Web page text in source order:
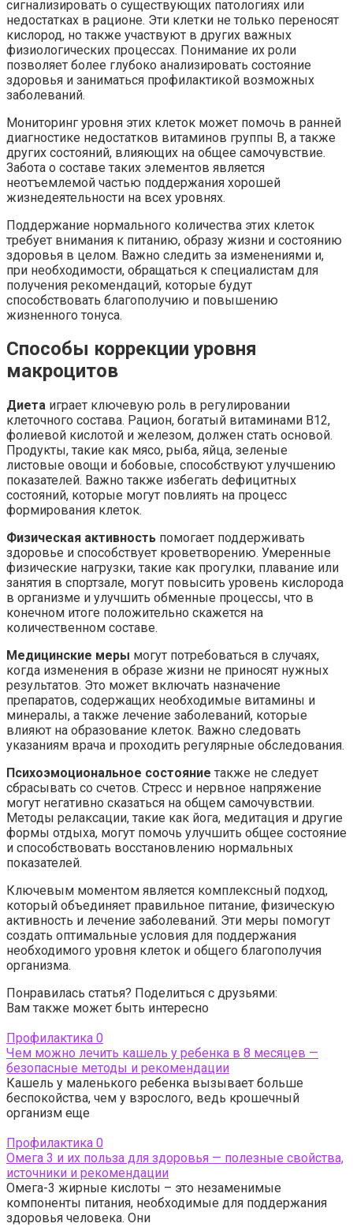
сигнализировать о существующих патологиях или
недостатках в рационе. Эти клетки не только переносят
кислород, но также участвуют в других важных
физиологических процессах. Понимание их роли
позволяет более глубоко анализировать состояние
здоровья и заниматься профилактикой возможных
заболеваний.
Мониторинг уровня этих клеток может помочь в ранней
диагностике недостатков витаминов группы B, а также
других состояний, влияющих на общее самочувствие.
Забота о составе таких элементов является
неотъемлемой частью поддержания хорошей
жизнедеятельности на всех уровнях.
Поддержание нормального количества этих клеток
требует внимания к питанию, образу жизни и состоянию
здоровья в целом. Важно следить за изменениями и,
при необходимости, обращаться к специалистам для
получения рекомендаций, которые будут
способствовать благополучию и повышению
жизненного тонуса.
Способы коррекции уровня
макроцитов
Диета играет ключевую роль в регулировании
клеточного состава. Рацион, богатый витаминами В12,
фолиевой кислотой и железом, должен стать основой.
Продукты, такие как мясо, рыба, яйца, зеленые
листовые овощи и бобовые, способствуют улучшению
показателей. Важно также избегать deфицитных
состояний, которые могут повлиять на процесс
формирования клеток.
Физическая активность помогает поддерживать
здоровье и способствует кроветворению. Умеренные
физические нагрузки, такие как прогулки, плавание или
занятия в спортзале, могут повысить уровень кислорода
в организме и улучшить обменные процессы, что в
конечном итоге положительно скажется на
количественном составе.
Медицинские меры могут потребоваться в случаях,
когда изменения в образе жизни не приносят нужных
результатов. Это может включать назначение
препаратов, содержащих необходимые витамины и
минералы, а также лечение заболеваний, которые
влияют на образование клеток. Важно следовать
указаниям врача и проходить регулярные обследования.
Психоэмоциональное состояние также не следует
сбрасывать со счетов. Стресс и нервное напряжение
могут негативно сказаться на общем самочувствии.
Методы релаксации, такие как йога, медитация и другие
формы отдыха, могут помочь улучшить общее состояние
и способствовать восстановлению нормальных
показателей.
Ключевым моментом является комплексный подход,
который объединяет правильное питание, физическую
активность и лечение заболеваний. Эти меры помогут
создать оптимальные условия для поддержания
необходимого уровня клеток и общего благополучия
организма.
Понравилась статья? Поделиться с друзьями:
Вам также может быть интересно
Профилактика 0
Чем можно лечить кашель у ребенка в 8 месяцев —
безопасные методы и рекомендации
Кашель у маленького ребенка вызывает больше
беспокойства, чем у взрослого, ведь крошечный
организм еще
Профилактика 0
Омега 3 и их польза для здоровья — полезные свойства,
источники и рекомендации
Омега-3 жирные кислоты – это незаменимые
компоненты питания, необходимые для поддержания
здоровья человека. Они